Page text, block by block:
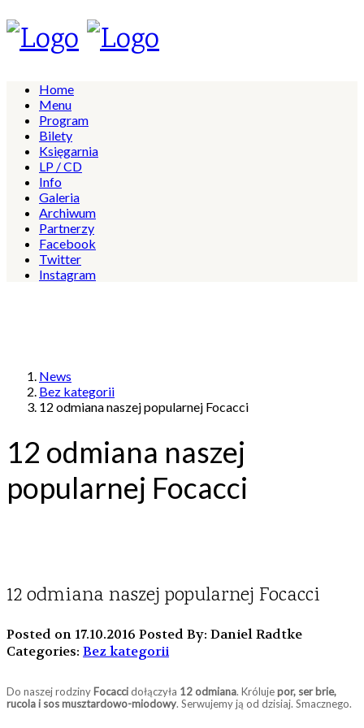
Home
Menu
Program
Bilety
Księgarnia
LP / CD
Info
Galeria
Archiwum
Partnerzy
Facebook
Twitter
Instagram
News
Bez kategorii
12 odmiana naszej popularnej Focacci
12 odmiana naszej
popularnej Focacci
12 odmiana naszej popularnej Focacci
Posted on 17.10.2016 Posted By: Daniel Radtke
Categories: Bez kategorii
Do naszej rodziny Focaccidołączyła 12 odmiana. Królujepor, ser brie,
rucola i sos musztardowo-miodowy. Serwujemy ją od dzisiaj. Smacznego.